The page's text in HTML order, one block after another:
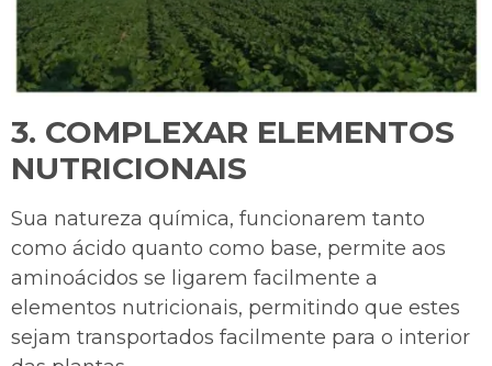
3. COMPLEXAR ELEMENTOS
NUTRICIONAIS
Sua natureza química, funcionarem tanto
como ácido quanto como base, permite aos
aminoácidos se ligarem facilmente a
elementos nutricionais, permitindo que estes
sejam transportados facilmente para o interior